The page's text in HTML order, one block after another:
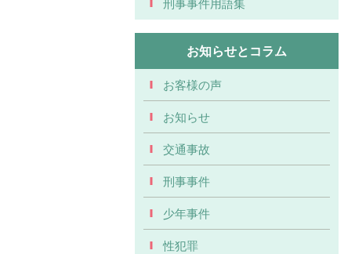
お知らせとコラム
お客様の声
お知らせ
交通事故
刑事事件
少年事件
性犯罪